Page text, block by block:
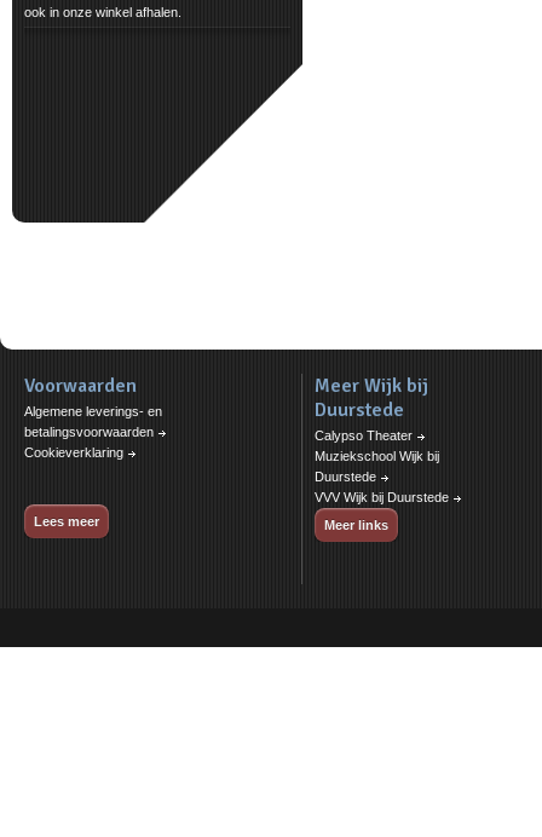
ook in onze winkel afhalen.
Voorwaarden
Algemene leverings- en
betalingsvoorwaarden
Cookieverklaring
Lees meer
Meer Wijk bij
Duurstede
Calypso Theater
Muziekschool Wijk bij
Duurstede
VVV Wijk bij Duurstede
Meer links